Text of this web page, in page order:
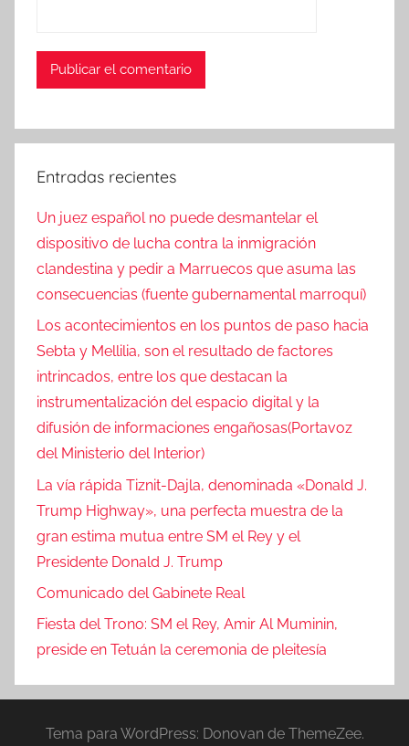
Entradas recientes
Un juez español no puede desmantelar el
dispositivo de lucha contra la inmigración
clandestina y pedir a Marruecos que asuma las
consecuencias (fuente gubernamental marroquí)
Los acontecimientos en los puntos de paso hacia
Sebta y Mellilia, son el resultado de factores
intrincados, entre los que destacan la
instrumentalización del espacio digital y la
difusión de informaciones engañosas(Portavoz
del Ministerio del Interior)
La vía rápida Tiznit-Dajla, denominada «Donald J.
Trump Highway», una perfecta muestra de la
gran estima mutua entre SM el Rey y el
Presidente Donald J. Trump
Comunicado del Gabinete Real
Fiesta del Trono: SM el Rey, Amir Al Muminin,
preside en Tetuán la ceremonia de pleitesía
Tema para WordPress: Donovan de ThemeZee.